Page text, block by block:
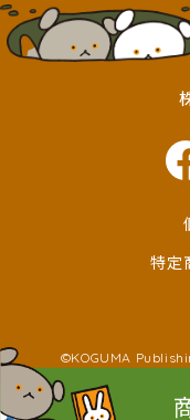
特定
©KOGUMA